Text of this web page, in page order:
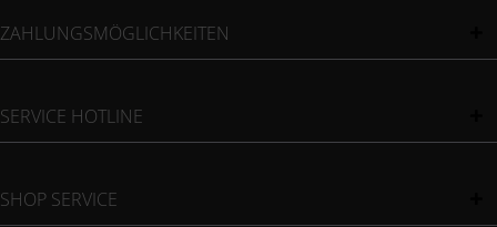
ZAHLUNGSMÖGLICHKEITEN
SERVICE HOTLINE
SHOP SERVICE